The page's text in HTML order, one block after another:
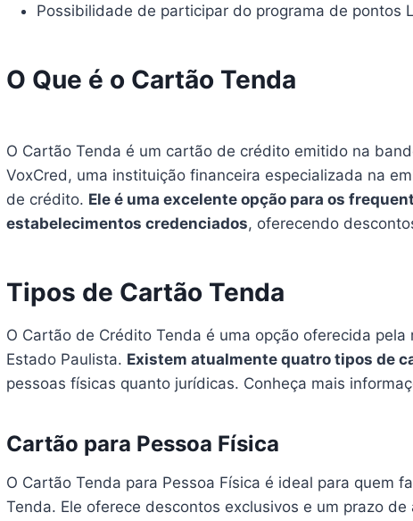
Possibilidade de participar do programa de pontos
O Que é o Cartão Tenda
O Cartão Tenda é um cartão de crédito emitido na
VoxCred, uma instituição financeira especializada na
de crédito. Ele é uma excelente opção para os
estabelecimentos credenciados, oferecendo
Tipos de Cartão Tenda
O Cartão de Crédito Tenda é uma opção oferecida
Estado Paulista. Existem atualmente quatro tipos de
pessoas físicas quanto jurídicas. Conheça mais
Cartão para Pessoa Física
O Cartão Tenda para Pessoa Física é ideal para quem
Tenda. Ele oferece descontos exclusivos e um prazo